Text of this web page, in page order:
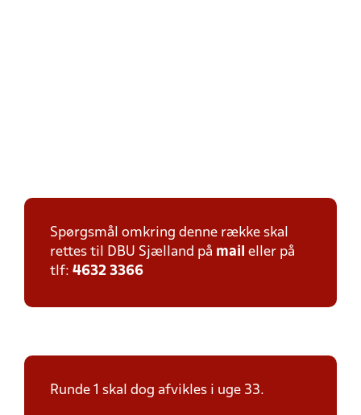
Spørgsmål omkring denne række skal
rettes til DBU Sjælland på mail eller på
tlf: 4632 3366
Runde 1 skal dog afvikles i uge 33.